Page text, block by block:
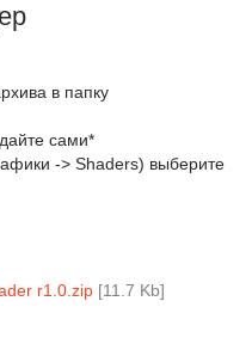
в папку
сами*
-> Shaders) выберите
r1.0.zip [11.7 Kb]